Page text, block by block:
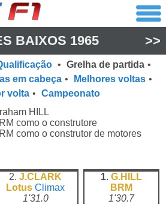
BAIXOS 1965 >>
• Grelha de partida •
em cabeça • Melhores voltas •
volta • Campeonato
HILL
como o construtore
como o construtor de motores
2. J.CLARK
Lotus Climax
1'31.0
1. G.HILL
BRM
1'30.7